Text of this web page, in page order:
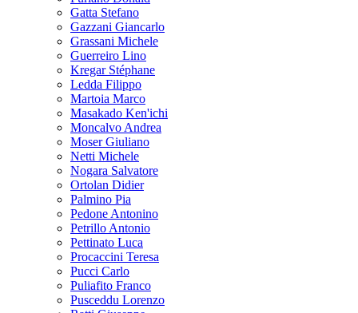
Gatta Stefano
Gazzani Giancarlo
Grassani Michele
Guerreiro Lino
Kregar Stéphane
Ledda Filippo
Martoia Marco
Masakado Ken'ichi
Moncalvo Andrea
Moser Giuliano
Netti Michele
Nogara Salvatore
Ortolan Didier
Palmino Pia
Pedone Antonino
Petrillo Antonio
Pettinato Luca
Procaccini Teresa
Pucci Carlo
Puliafito Franco
Pusceddu Lorenzo